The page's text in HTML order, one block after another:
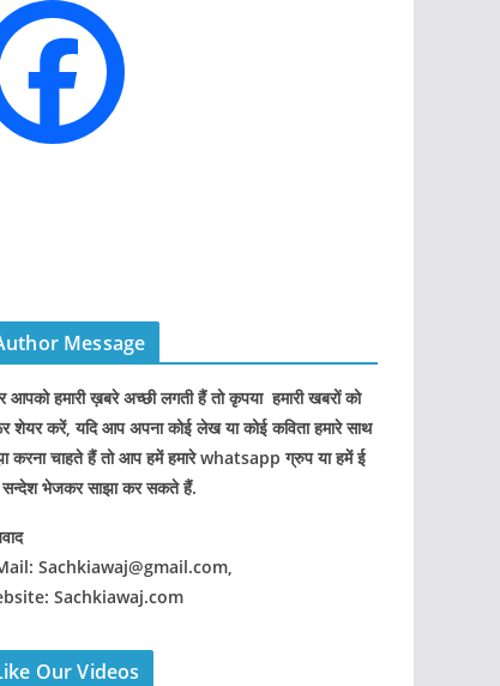
Message
आपको हमारी ख़बरे अच्छी लगती हैं तो कृपया हमारी खबरों को
शेयर करें, यदि आप अपना कोई लेख या कोई कविता हमारे साथ
करना चाहते हैं तो आप हमें हमारे whatsapp ग्रुप या हमें ई
भेजकर साझा कर सकते हैं.
Sachkiawaj@gmail.com,
Sachkiawaj.com
Our Videos